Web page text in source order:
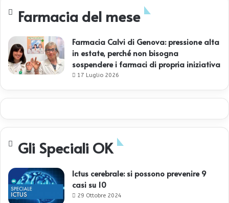
Farmacia del mese
Farmacia Calvi di Genova: pressione alta
in estate, perché non bisogna
sospendere i farmaci di propria iniziativa
17 Luglio 2026
Gli Speciali OK
Ictus cerebrale: si possono prevenire 9
casi su 10
29 Ottobre 2024